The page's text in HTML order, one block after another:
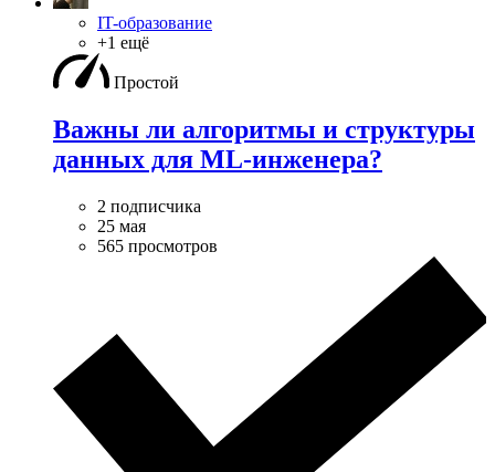
IT-образование
+1 ещё
Простой
Важны ли алгоритмы и структуры
данных для ML-инженера?
2 подписчика
25 мая
565 просмотров